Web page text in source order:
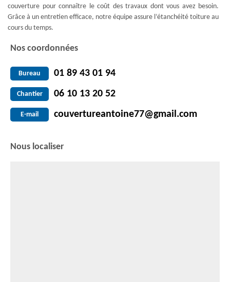
couverture pour connaître le coût des travaux dont vous avez besoin.
Grâce à un entretien efficace, notre équipe assure l’étanchéité toiture au
cours du temps.
Nos coordonnées
Bureau 01 89 43 01 94
Chantier 06 10 13 20 52
E-mail couvertureantoine77@gmail.com
Nous localiser